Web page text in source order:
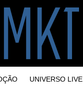
UNIVERSO LIVE